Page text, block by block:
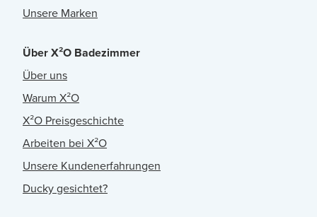
Unsere Marken
Über X²O Badezimmer
Über uns
Warum X²O
X²O Preisgeschichte
Arbeiten bei X²O
Unsere Kundenerfahrungen
Ducky gesichtet?